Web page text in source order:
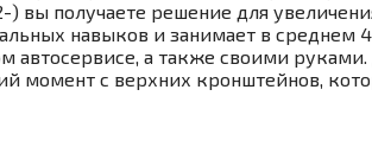
вы получаете решение для
навыков и занимает в среднем 4
а также своими руками.
момент с верхних кронштейнов,